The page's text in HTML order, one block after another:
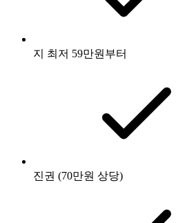
지 최저 59만원부터
진권 (70만원 상당)